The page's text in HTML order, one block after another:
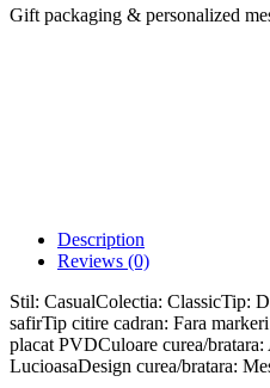
Gift packaging & personalized
Description
Reviews (0)
Stil: CasualColectia: ClassicTip:
safirTip citire cadran: Fara
placat PVDCuloare curea/
LucioasaDesign curea/bratara: